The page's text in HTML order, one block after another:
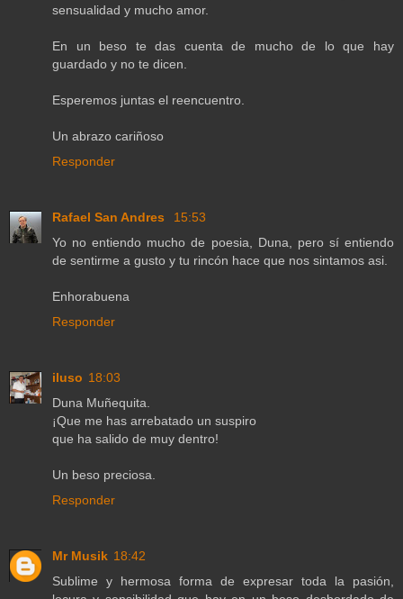
sensualidad y mucho amor.
En un beso te das cuenta de mucho de lo que hay
guardado y no te dicen.
Esperemos juntas el reencuentro.
Un abrazo cariñoso
Responder
Rafael San Andres
15:53
Yo no entiendo mucho de poesia, Duna, pero sí entiendo
de sentirme a gusto y tu rincón hace que nos sintamos asi.
Enhorabuena
Responder
iluso 18:03
Duna Muñequita.
¡Que me has arrebatado un suspiro
que ha salido de muy dentro!
Un beso preciosa.
Responder
Mr Musik 18:42
Sublime y hermosa forma de expresar toda la pasión,